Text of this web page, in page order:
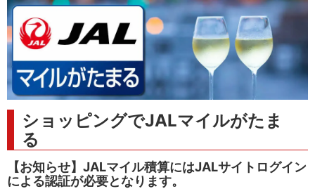
ショッピングでJALマイルがたま
る
【お知らせ】JALマイル積算にはJALサイトログイン
による認証が必要となります。